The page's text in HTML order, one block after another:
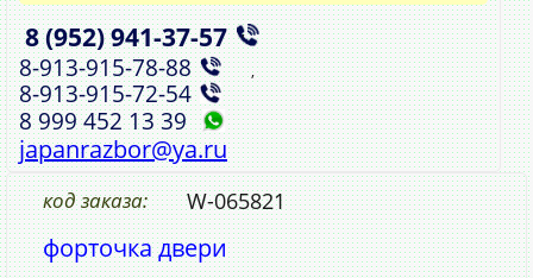
8 (952)941‑37‑57 ,
8‑913‑915‑78‑88 ,
8‑913‑915‑72‑54
8 999 452 13 39
japanrazbor@ya.ru
код заказа: W-065821
форточка двери